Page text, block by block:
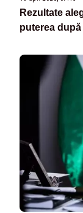
Rezultate
puterea după